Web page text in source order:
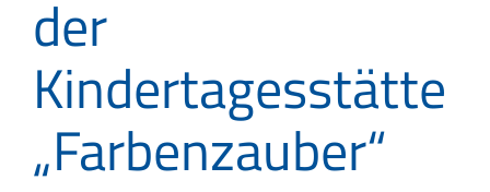
der
Kindertagesstätte
„Farbenzauber“